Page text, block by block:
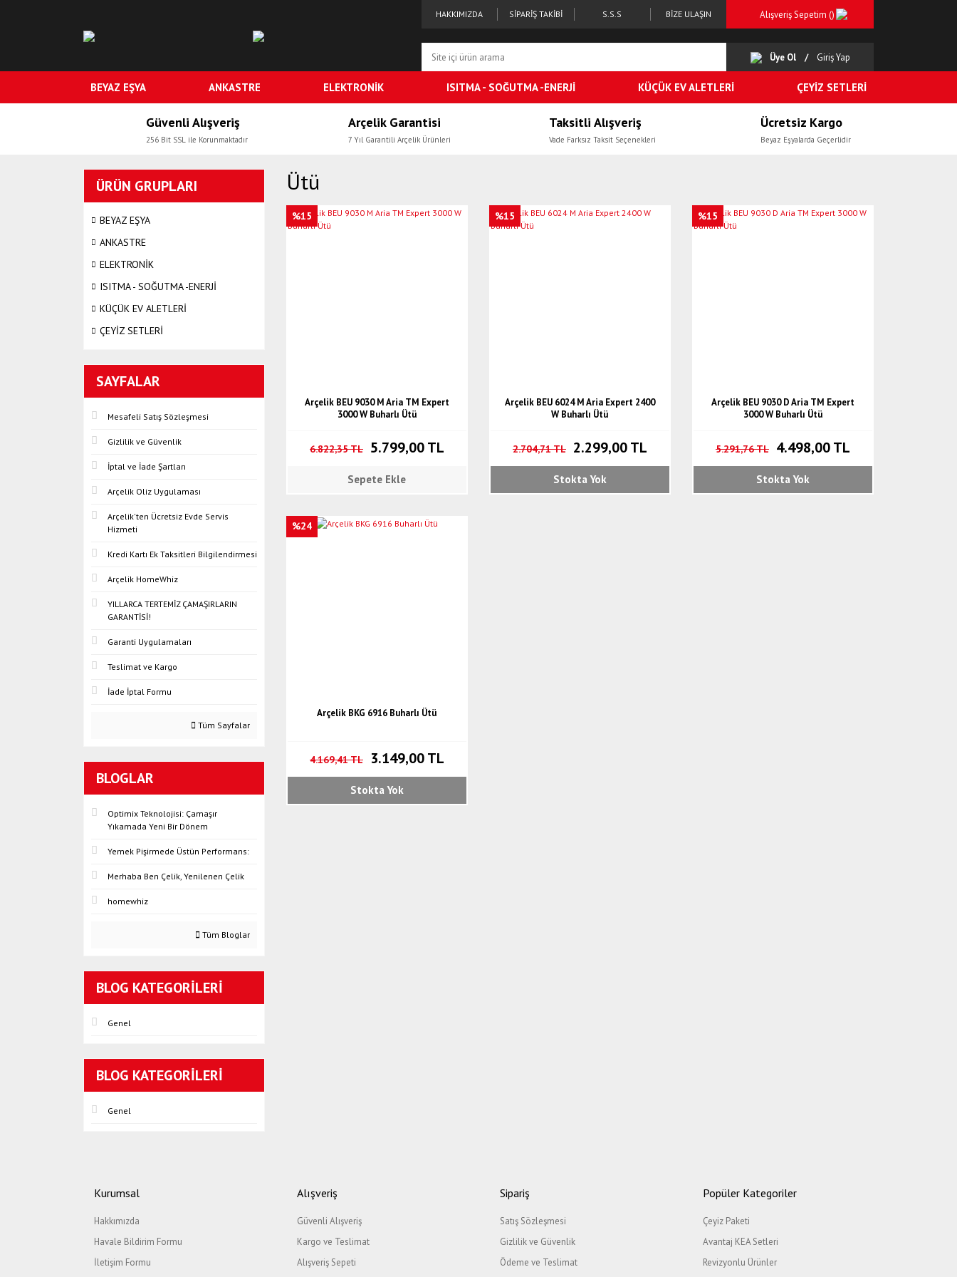
HAKKIMIZDA SİPARİŞ TAKİBİ S.S.S BİZE ULAŞIN Alışveriş Sepetim ()
Üye Ol Giriş Yap
BEYAZ EŞYA ANKASTRE ELEKTRONİK ISITMA - SOĞUTMA -ENERJİ KÜÇÜK EV ALETLERİ ÇEYİZ SETLERİ
Güvenli Alışveriş
256 Bit SSL ile Korunmaktadır
Arçelik Garantisi
7 Yıl Garantili Arçelik Ürünleri
Taksitli Alışveriş
Vade Farksız Taksit Seçenekleri
Ücretsiz Kargo
Beyaz Eşyalarda Geçerlidir
ÜRÜN GRUPLARI
BEYAZ EŞYA
ANKASTRE
ELEKTRONİK
ISITMA - SOĞUTMA -ENERJİ
KÜÇÜK EV ALETLERİ
ÇEYİZ SETLERİ
SAYFALAR
Mesafeli Satış Sözleşmesi
Gizlilik ve Güvenlik
İptal ve İade Şartları
Arçelik Oliz Uygulaması
Arçelik'ten Ücretsiz Evde Servis
Hizmeti
Kredi Kartı Ek Taksitleri Bilgilendirmesi
Arçelik HomeWhiz
YILLARCA TERTEMİZ ÇAMAŞIRLARIN
GARANTİSİ!
Garanti Uygulamaları
Teslimat ve Kargo
İade İptal Formu
Tüm Sayfalar
BLOGLAR
Optimix Teknolojisi: Çamaşır
Yıkamada Yeni Bir Dönem
Yemek Pişirmede Üstün Performans:
Merhaba Ben Çelik, Yenilenen Çelik
homewhiz
Tüm Bloglar
BLOG KATEGORILERI
Genel
BLOG KATEGORILERI
Genel
Ütü
%15
Arçelik BEU 9030 M Aria TM Expert
3000 W Buharlı Ütü
6.822,35 TL 5.799,00 TL
Sepete Ekle
%15
Arçelik BEU 6024 M Aria Expert 2400
W Buharlı Ütü
2.704,71 TL 2.299,00 TL
Stokta Yok
%15
Arçelik BEU 9030 D Aria TM Expert
3000 W Buharlı Ütü
5.291,76 TL 4.498,00 TL
Stokta Yok
%24
Arçelik BKG 6916 Buharlı Ütü
4.169,41 TL 3.149,00 TL
Stokta Yok
Kurumsal
Hakkımızda
Havale Bildirim Formu
İletişim Formu
Alışveriş
Güvenli Alışveriş
Kargo ve Teslimat
Alışveriş Sepeti
Sipariş
Satış Sözleşmesi
Gizlilik ve Güvenlik
Ödeme ve Teslimat
Popüler Kategoriler
Çeyiz Paketi
Avantaj KEA Setleri
Revizyonlu Ürünler